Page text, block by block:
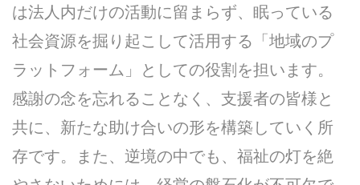
は法人内だけの活動に留まらず、眠っている
社会資源を掘り起こして活用する「地域のプ
ラットフォーム」としての役割を担います。
感謝の念を忘れることなく、支援者の皆様と
共に、新たな助け合いの形を構築していく所
存です。また、逆境の中でも、福祉の灯を絶